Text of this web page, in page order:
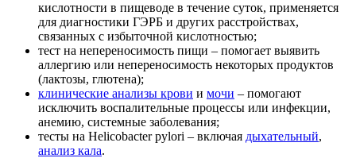
кислотности в пищеводе в течение суток, применяется
для диагностики ГЭРБ и других расстройствах,
связанных с избыточной кислотностью;
тест на непереносимость пищи – помогает выявить
аллергию или непереносимость некоторых продуктов
(лактозы, глютена);
клинические анализы крови и мочи – помогают
исключить воспалительные процессы или инфекции,
анемию, системные заболевания;
тесты на Helicobacter pylori – включая дыхательный,
анализ кала.